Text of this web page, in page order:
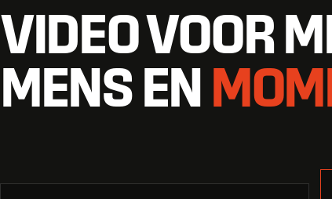
VIDEO VOOR
MENS EN